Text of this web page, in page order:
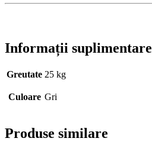
Informații suplimentare
Greutate 25 kg
Culoare Gri
Produse similare